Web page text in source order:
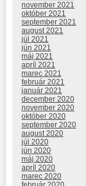
november 2021
október 2021
september 2021
august 2021
júl 2021
jún 2021
máj 2021
apríl 2021
marec 2021
február 2021
január 2021
december 2020
november 2020
október 2020
september 2020
august 2020
júl 2020
jún 2020
máj 2020
apríl 2020
marec 2020